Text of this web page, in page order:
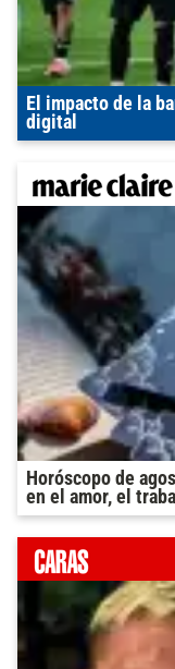
El impacto de la
digital
Horóscopo de
en el amor, el